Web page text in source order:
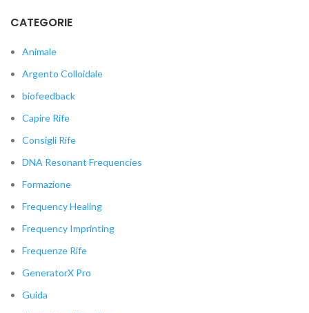
CATEGORIE
Animale
Argento Colloidale
biofeedback
Capire Rife
Consigli Rife
DNA Resonant Frequencies
Formazione
Frequency Healing
Frequency Imprinting
Frequenze Rife
GeneratorX Pro
Guida